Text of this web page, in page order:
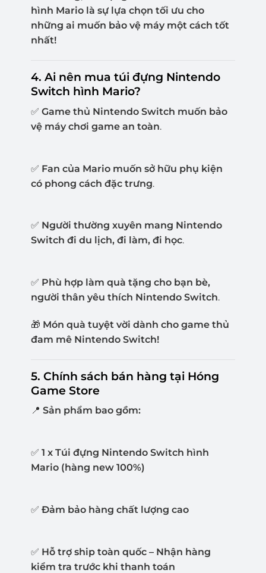
hình Mario là sự lựa chọn tối ưu cho
những ai muốn bảo vệ máy một cách tốt
nhất!
4. Ai nên mua túi đựng Nintendo
Switch hình Mario?
✅ Game thủ Nintendo Switch muốn bảo
vệ máy chơi game an toàn.
✅ Fan của Mario muốn sở hữu phụ kiện
có phong cách đặc trưng.
✅ Người thường xuyên mang Nintendo
Switch đi du lịch, đi làm, đi học.
✅ Phù hợp làm quà tặng cho bạn bè,
người thân yêu thích Nintendo Switch.
🎁 Món quà tuyệt vời dành cho game thủ
đam mê Nintendo Switch!
5. Chính sách bán hàng tại Hóng
Game Store
📍 Sản phẩm bao gồm:
✅ 1 x Túi đựng Nintendo Switch hình
Mario (hàng new 100%)
✅ Đảm bảo hàng chất lượng cao
✅ Hỗ trợ ship toàn quốc – Nhận hàng
kiểm tra trước khi thanh toán